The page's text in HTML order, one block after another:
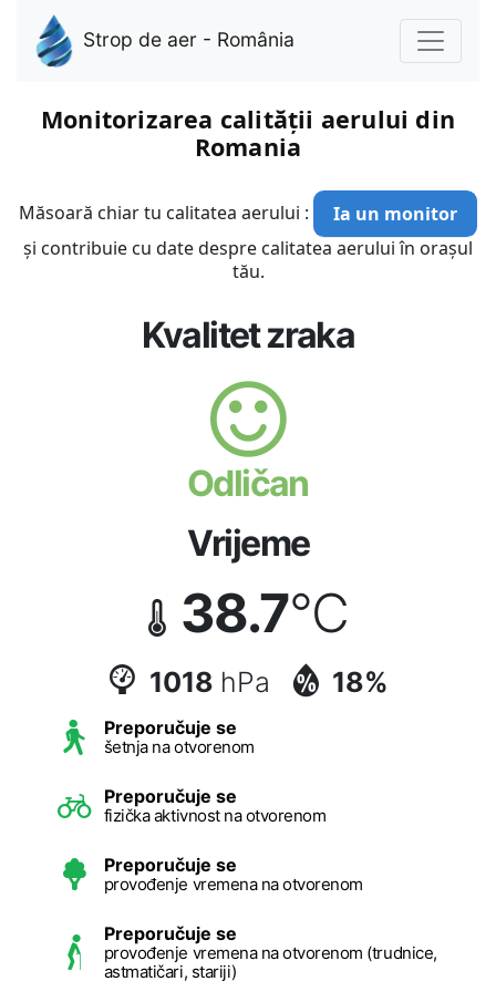
Strop de aer - România
Monitorizarea calității aerului din
Romania
Măsoară chiar tu calitatea aerului :
Ia un monitor
și contribuie cu date despre calitatea aerului în orașul
tău.
Kvalitet zraka
Odličan
Vrijeme
38.7°C
1018 hPa 18%
Preporučuje se
šetnja na otvorenom
Preporučuje se
fizička aktivnost na otvorenom
Preporučuje se
provođenje vremena na otvorenom
Preporučuje se
provođenje vremena na otvorenom (trudnice,
astmatičari, stariji)